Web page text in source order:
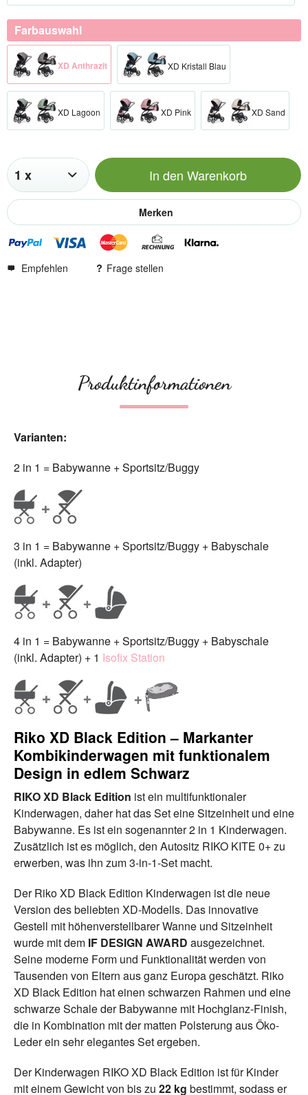
Farbauswahl
XD Anthrazit XD Kristall Blau
XD Lagoon XD Pink XD Sand
In den Warenkorb
Merken
Empfehlen Frage stellen
Produktinformationen
Varianten:
2 in 1 = Babywanne + Sportsitz/Buggy
3 in 1 = Babywanne + Sportsitz/Buggy + Babyschale
(inkl. Adapter)
4 in 1 = Babywanne + Sportsitz/Buggy + Babyschale
(inkl. Adapter) + 1 Isofix Station
Riko XD Black Edition – Markanter
Kombikinderwagen mit funktionalem
Design in edlem Schwarz
RIKO XD Black Edition ist ein multifunktionaler
Kinderwagen, daher hat das Set eine Sitzeinheit und eine
Babywanne. Es ist ein sogenannter 2 in 1 Kinderwagen.
Zusätzlich ist es möglich, den Autositz RIKO KITE 0+ zu
erwerben, was ihn zum 3-in-1-Set macht.
Der Riko XD Black Edition Kinderwagen ist die neue
Version des beliebten XD-Modells. Das innovative
Gestell mit höhenverstellbarer Wanne und Sitzeinheit
wurde mit dem IF DESIGN AWARD ausgezeichnet.
Seine moderne Form und Funktionalität werden von
Tausenden von Eltern aus ganz Europa geschätzt. Riko
XD Black Edition hat einen schwarzen Rahmen und eine
schwarze Schale der Babywanne mit Hochglanz-Finish,
die in Kombination mit der matten Polsterung aus Öko-
Leder ein sehr elegantes Set ergeben.
Der Kinderwagen RIKO XD Black Edition ist für Kinder
mit einem Gewicht von bis zu 22 kg bestimmt, sodass er